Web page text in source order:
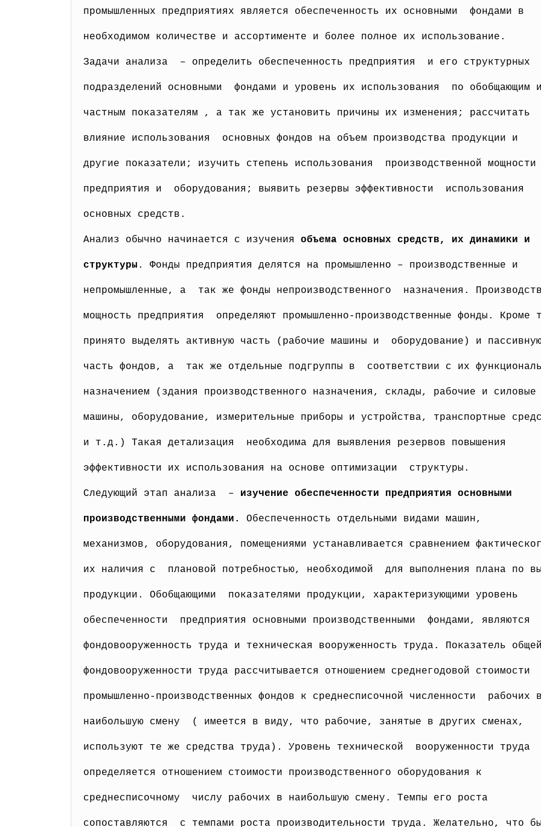
промышленных предприятиях является обеспеченность их основными фондами в
необходимом количестве и ассортименте и более полное их использование.
Задачи анализа – определить обеспеченность предприятия и его структурных
подразделений основными фондами и уровень их использования по обобщающим
частным показателям , а так же установить причины их изменения; рассчитать
влияние использования основных фондов на объем производства продукции и
другие показатели; изучить степень использования производственной мощности
предприятия и оборудования; выявить резервы эффективности использования
основных средств.
Анализ обычно начинается с изучения объема основных средств, их динамики и
структуры . Фонды предприятия делятся на промышленно – производственные и
непромышленные, а так же фонды непроизводственного назначения.
мощность предприятия определяют промышленно-производственные фонды. Кроме
принято выделять активную часть (рабочие машины и оборудование) и
часть фондов, а так же отдельные подгруппы в соответствии с их
назначением (здания производственного назначения, склады, рабочие и силовые
машины, оборудование, измерительные приборы и устройства, транспортные
и т.д.) Такая детализация необходима для выявления резервов повышения
эффективности их использования на основе оптимизации структуры.
Следующий этап анализа – изучение обеспеченности предприятия основными
производственными фондами. Обеспеченность отдельными видами машин,
механизмов, оборудования, помещениями устанавливается сравнением
их наличия с плановой потребностью, необходимой для выполнения плана по
продукции. Обобщающими показателями продукции, характеризующими уровень
обеспеченности предприятия основными производственными фондами, являются
фондовооруженность труда и техническая вооруженность труда. Показатель
фондовооруженности труда рассчитывается отношением среднегодовой стоимости
промышленно-производственных фондов к среднесписочной численности рабочих
наибольшую смену ( имеется в виду, что рабочие, занятые в других сменах,
используют те же средства труда). Уровень технической вооруженности труда
определяется отношением стоимости производственного оборудования к
среднесписочному числу рабочих в наибольшую смену. Темпы его роста
сопоставляются с темпами роста производительности труда. Желательно, что